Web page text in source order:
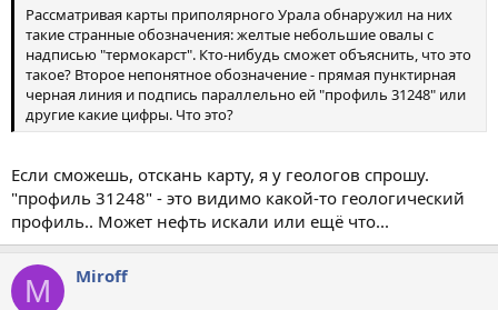
Рассматривая карты приполярного Урала обнаружил на них
такие странные обозначения: желтые небольшие овалы с
надписью "термокарст". Кто-нибудь сможет объяснить, что это
такое? Второе непонятное обозначение - прямая пунктирная
черная линия и подпись параллельно ей "профиль 31248" или
другие какие цифры. Что это?
Если сможешь, отскань карту, я у геологов спрошу.
"профиль 31248" - это видимо какой-то геологический
профиль.. Может нефть искали или ещё что...
M Miroff